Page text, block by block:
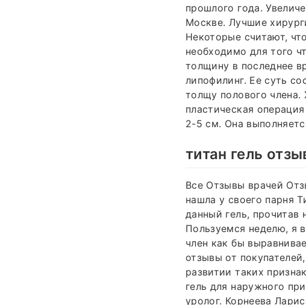
прошлого года.
Москве. Лучшие
Некоторые считают,
необходимо для того
толщину в последнее
липофилинг. Ее суть
толщу полового члена.
пластическая
2-5 см. Она
титан гель
Все Отзывы врачей
нашла у своего парня
данный гель, прочитав
Пользуемся неделю, я
член как бы
отзывы от
развитии таких
гель для наружного
уролог. Корнеева